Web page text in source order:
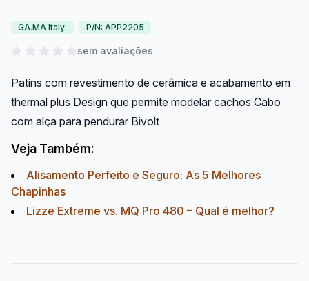
GA.MA Italy P/N: APP2205
sem avaliações
Patins com revestimento de cerâmica e acabamento em
thermal plus Design que permite modelar cachos Cabo
com alça para pendurar Bivolt
Veja Também:
Alisamento Perfeito e Seguro: As 5 Melhores
Chapinhas
Lizze Extreme vs. MQ Pro 480 – Qual é melhor?